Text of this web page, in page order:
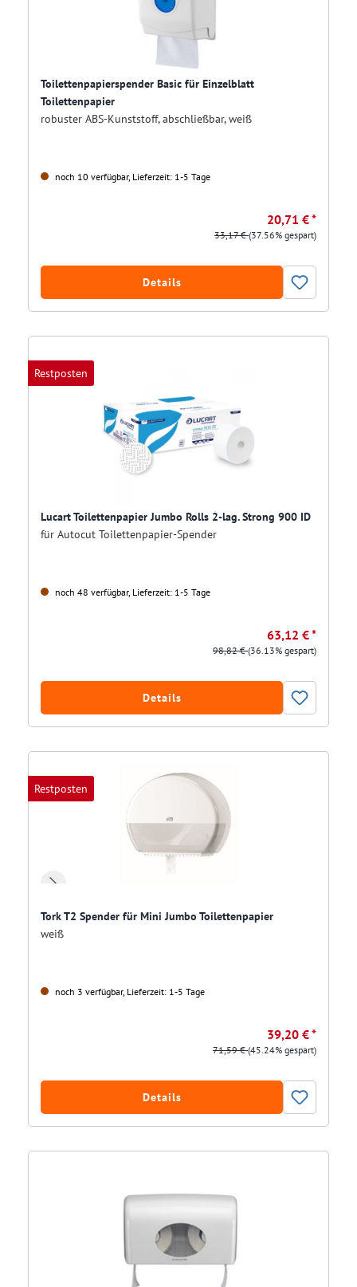
Toilettenpapierspender Basic für Einzelblatt
Toilettenpapier
robuster ABS-Kunststoff, abschließbar, weiß
noch 10 verfügbar, Lieferzeit: 1-5 Tage
20,71 € *
33,17 €(37.56% gespart)
Details
Restposten
Lucart Toilettenpapier Jumbo Rolls 2-lag. Strong 900 ID
für Autocut Toilettenpapier-Spender
noch 48 verfügbar, Lieferzeit: 1-5 Tage
63,12 € *
98,82 €(36.13% gespart)
Details
Restposten
Tork T2 Spender für Mini Jumbo Toilettenpapier
weiß
noch 3 verfügbar, Lieferzeit: 1-5 Tage
39,20 € *
71,59 €(45.24% gespart)
Details